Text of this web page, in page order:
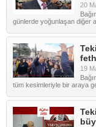
20
günlerde yoğunlaşan diğer
19
tüm kesimleriyle bir araya